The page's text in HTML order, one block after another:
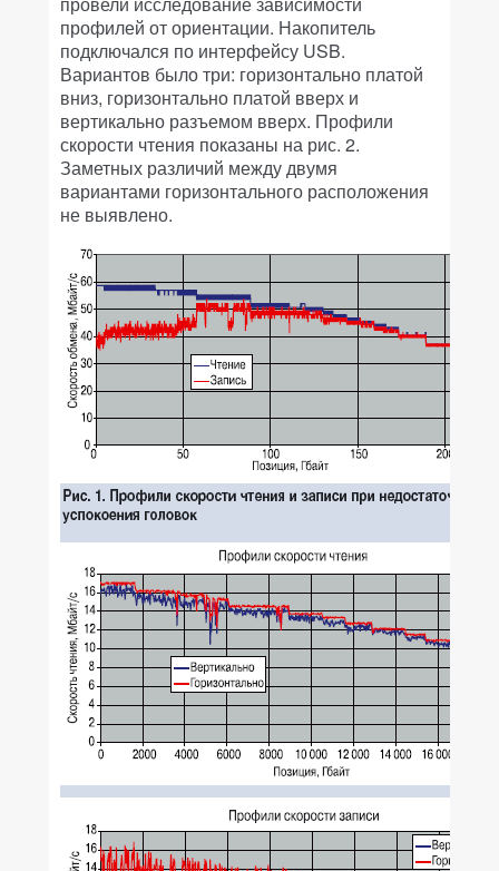
профилей от ориентации. Накопитель
подключался по интерфейсу USB.
Вариантов было три: горизонтально платой
вниз, горизонтально платой вверх и
вертикально разъемом вверх. Профили
скорости чтения показаны на рис. 2.
Заметных различий между двумя
вариантами горизонтального расположения
не выявлено.